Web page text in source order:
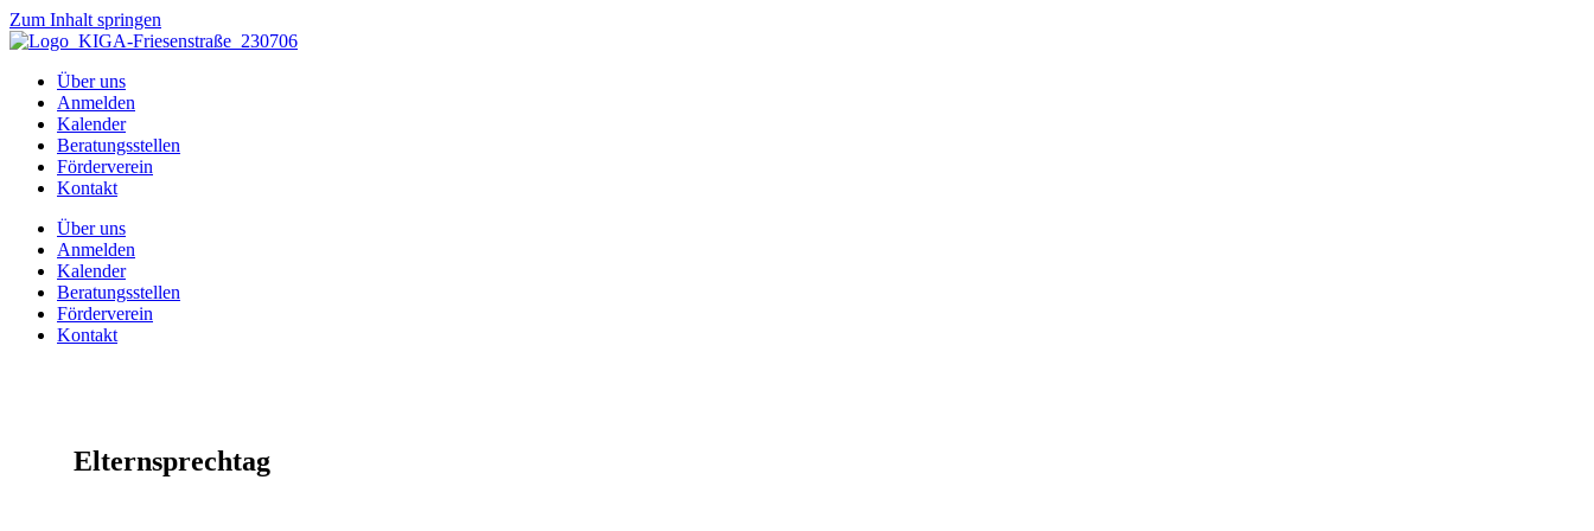
Zum Inhalt springen
Über uns
Anmelden
Kalender
Beratungsstellen
Förderverein
Kontakt
Über uns
Anmelden
Kalender
Beratungsstellen
Förderverein
Kontakt
Elternsprechtag